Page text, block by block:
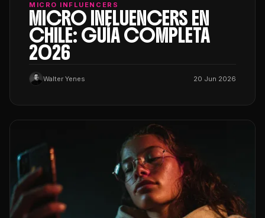
MICRO INFLUENCERS
MICRO INFLUENCERS EN
CHILE: GUÍA COMPLETA
2026
Walter Yenes 20 Jun 2026